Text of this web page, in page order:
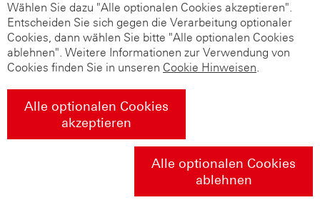
Wählen Sie dazu "Alle optionalen Cookies akzeptieren".
Entscheiden Sie sich gegen die Verarbeitung optionaler
Cookies, dann wählen Sie bitte "Alle optionalen Cookies
ablehnen". Weitere Informationen zur Verwendung von
Cookies finden Sie in unseren Cookie Hinweisen.
Alle optionalen Cookies
akzeptieren
Alle optionalen Cookies
ablehnen